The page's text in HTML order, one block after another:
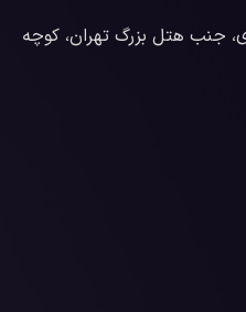
جنب هتل بزرگ تهران، کوچه